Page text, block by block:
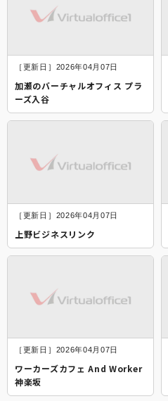
［更新日］2026年04月07日
加瀬のバーチャルオフィス プラ
ーズ入谷
［更新日］2026年04月07日
上野ビジネスリンク
［更新日］2026年04月07日
ワーカーズカフェ And Worker
神楽坂